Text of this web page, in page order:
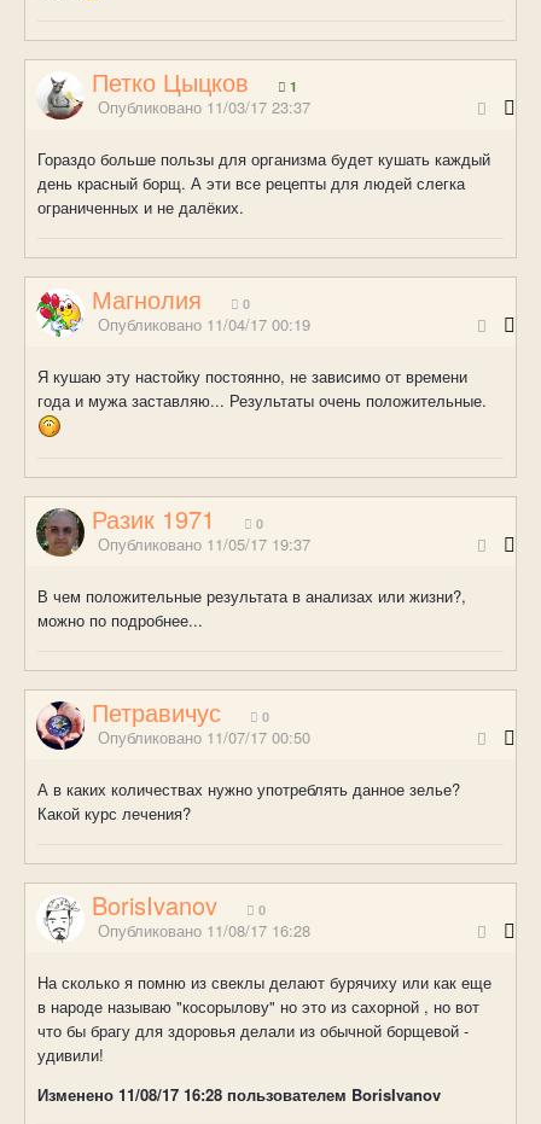
Петко Цыцков 1
Опубликовано 11/03/17 23:37
Гораздо больше пользы для организма будет кушать каждый
день красный борщ. А эти все рецепты для людей слегка
ограниченных и не далёких.
Магнолия 0
Опубликовано 11/04/17 00:19
Я кушаю эту настойку постоянно, не зависимо от времени
года и мужа заставляю... Результаты очень положительные.
Разик 1971 0
Опубликовано 11/05/17 19:37
В чем положительные результата в анализах или жизни?,
можно по подробнее...
Петравичус 0
Опубликовано 11/07/17 00:50
А в каких количествах нужно употреблять данное зелье?
Какой курс лечения?
BorisIvanov 0
Опубликовано 11/08/17 16:28
На сколько я помню из свеклы делают бурячиху или как еще
в народе называю "косорылову" но это из сахорной , но вот
что бы брагу для здоровья делали из обычной борщевой -
удивили!
Изменено 11/08/17 16:28 пользователем BorisIvanov